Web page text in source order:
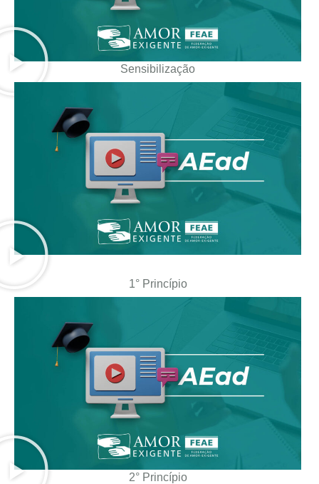
Sensibilização
1° Princípio
2° Princípio